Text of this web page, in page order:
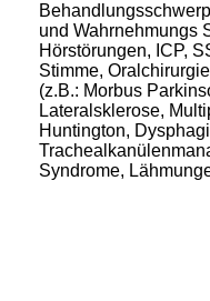
und Wahrnehmungs
Hörstörungen, ICP,
Stimme,
(z.B.: Morbus
Lateralsklerose,
Huntington,
Syndrome,